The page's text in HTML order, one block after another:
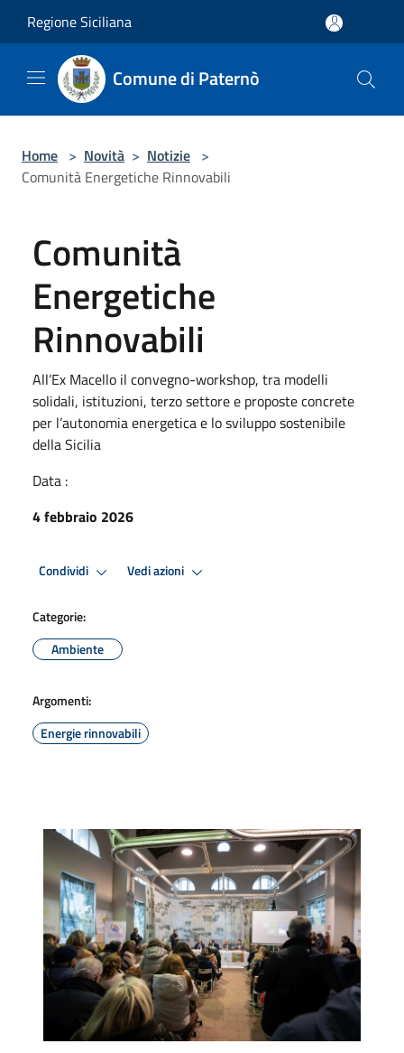
Regione Siciliana
Comune di Paternò
Home > Novità > Notizie >
Comunità Energetiche Rinnovabili
Comunità
Energetiche
Rinnovabili
All’Ex Macello il convegno-workshop, tra modelli
solidali, istituzioni, terzo settore e proposte concrete
per l’autonomia energetica e lo sviluppo sostenibile
della Sicilia
Data :
4 febbraio 2026
Condividi Vedi azioni
Categorie:
Ambiente
Argomenti:
Energie rinnovabili